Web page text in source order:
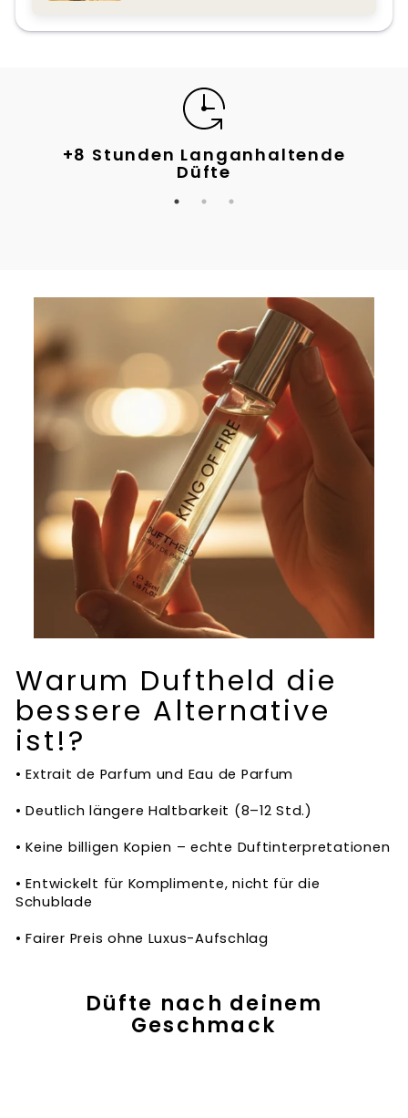
+8 Stunden Langanhaltende
Düfte
Warum Duftheld die
bessere Alternative
ist!?
• Extrait de Parfum und Eau de Parfum
• Deutlich längere Haltbarkeit (8–12 Std.)
• Keine billigen Kopien – echte Duftinterpretationen
• Entwickelt für Komplimente, nicht für die
Schublade
• Fairer Preis ohne Luxus-Aufschlag
Düfte nach deinem
Geschmack